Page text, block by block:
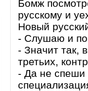
Бомж
русскому и
Новый
- Слушаю и
- Значит так,
третьих,
- Да не спеши